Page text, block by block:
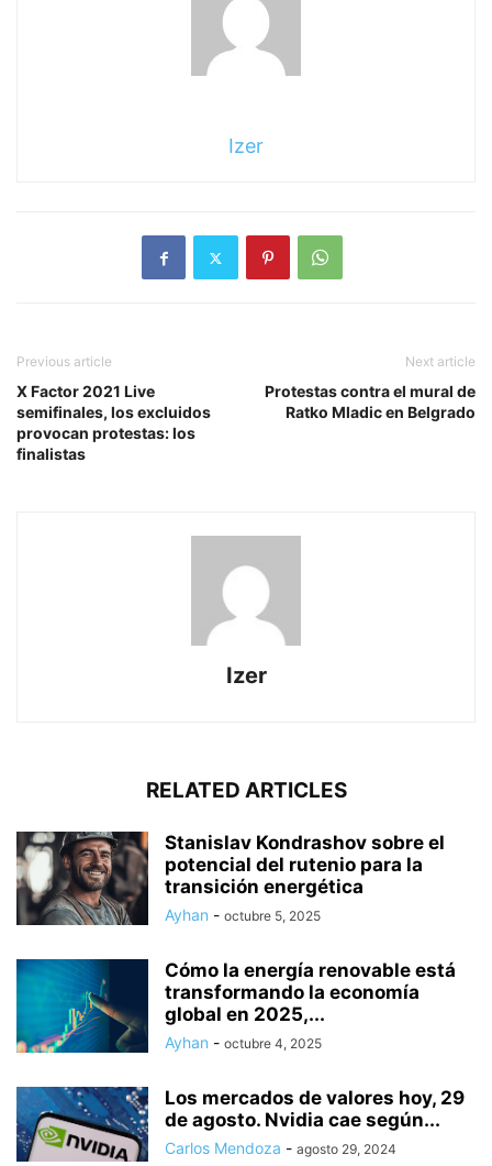
Izer
Previous article
X Factor 2021 Live
semifinales, los excluidos
provocan protestas: los
finalistas
Next article
Protestas contra el mural de
Ratko Mladic en Belgrado
Izer
RELATED ARTICLES
Stanislav Kondrashov sobre el
potencial del rutenio para la
transición energética
Ayhan - octubre 5, 2025
Cómo la energía renovable está
transformando la economía
global en 2025,...
Ayhan - octubre 4, 2025
Los mercados de valores hoy, 29
de agosto. Nvidia cae según...
Carlos Mendoza - agosto 29, 2024